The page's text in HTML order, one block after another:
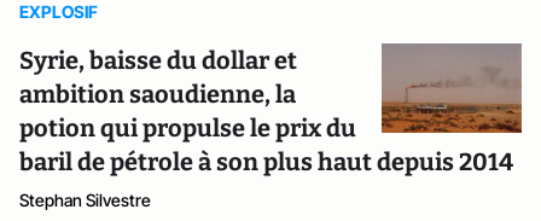
EXPLOSIF
Syrie, baisse du dollar et
ambition saoudienne, la
potion qui propulse le prix du
baril de pétrole à son plus haut depuis 2014
Stephan Silvestre